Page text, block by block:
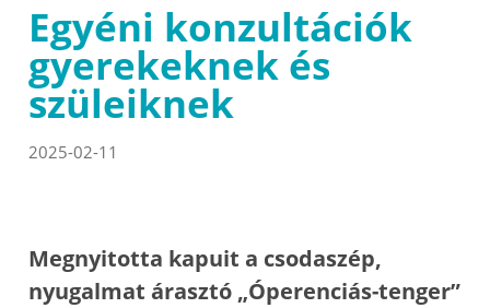
Egyéni konzultációk
gyerekeknek és
szüleiknek
2025-02-11
Megnyitotta kapuit a csodaszép,
nyugalmat árasztó „Óperenciás-tenger”